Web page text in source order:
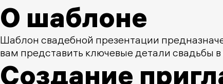
О шаблоне
Шаблон свадебной презентации
вам представить ключевые детали свадьбы
Создание